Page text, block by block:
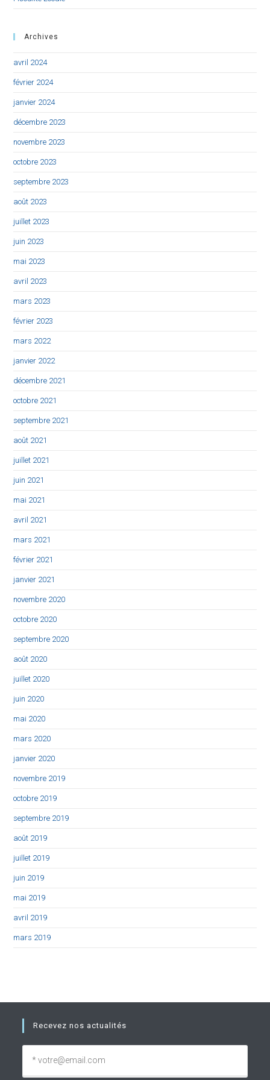
Archives
avril 2024
février 2024
janvier 2024
décembre 2023
novembre 2023
octobre 2023
septembre 2023
août 2023
juillet 2023
juin 2023
mai 2023
avril 2023
mars 2023
février 2023
mars 2022
janvier 2022
décembre 2021
octobre 2021
septembre 2021
août 2021
juillet 2021
juin 2021
mai 2021
avril 2021
mars 2021
février 2021
janvier 2021
novembre 2020
octobre 2020
septembre 2020
août 2020
juillet 2020
juin 2020
mai 2020
mars 2020
janvier 2020
novembre 2019
octobre 2019
septembre 2019
août 2019
juillet 2019
juin 2019
mai 2019
avril 2019
mars 2019
Recevez nos actualités